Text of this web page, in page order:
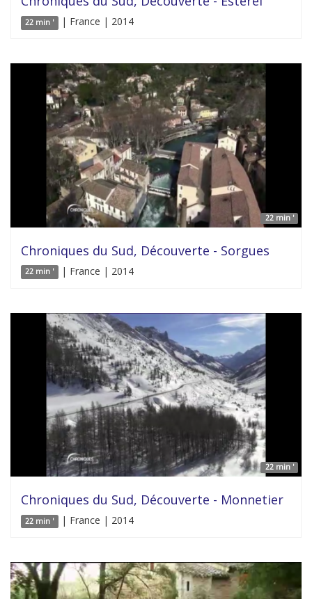
22 min ' | France | 2014
22 min '
Chroniques du Sud, Découverte - Sorgues
22 min ' | France | 2014
22 min '
Chroniques du Sud, Découverte - Monnetier
22 min ' | France | 2014